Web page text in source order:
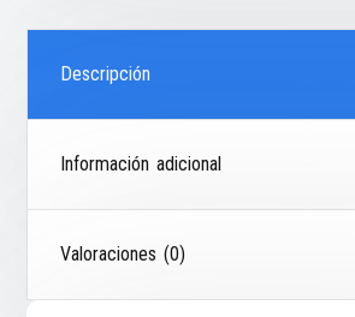
Descripción
Información adicional
Valoraciones (0)